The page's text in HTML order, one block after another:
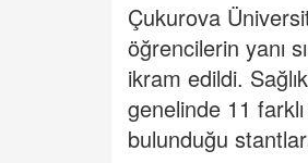
Çukurova
öğrencilerin yanı
ikram edildi.
genelinde 11
bulunduğu